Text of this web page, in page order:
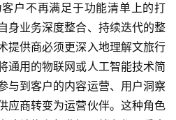
户不再满足于功能清单上的打
身业务深度整合、持续迭代的整
提供商必须更深入地理解文旅行
通用的物联网或人工智能技术简
与到客户的内容运营、用户洞察
应商转变为运营伙伴。这种角色